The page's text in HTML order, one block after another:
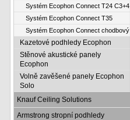
Systém Ecophon Connect T24 C3+4
Systém Ecophon Connect T35
Systém Ecophon Connect chodbový
Kazetové podhledy Ecophon
Stěnové akustické panely
Ecophon
Volně zavěšené panely Ecophon
Solo
Knauf Ceiling Solutions
Armstrong stropní podhledy